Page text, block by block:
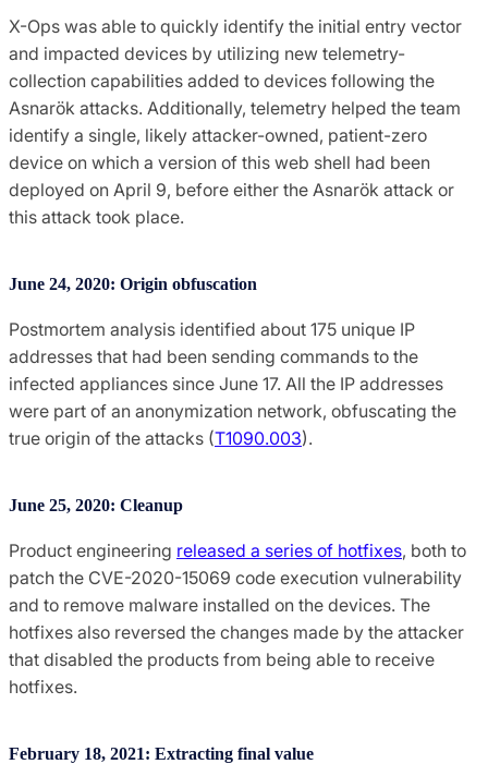
X-Ops was able to quickly identify the initial entry vector
and impacted devices by utilizing new telemetry-
collection capabilities added to devices following the
Asnarök attacks. Additionally, telemetry helped the team
identify a single, likely attacker-owned, patient-zero
device on which a version of this web shell had been
deployed on April 9, before either the Asnarök attack or
this attack took place.
June 24, 2020: Origin obfuscation
Postmortem analysis identified about 175 unique IP
addresses that had been sending commands to the
infected appliances since June 17. All the IP addresses
were part of an anonymization network, obfuscating the
true origin of the attacks (T1090.003).
June 25, 2020: Cleanup
Product engineering released a series of hotfixes, both to
patch the CVE-2020-15069 code execution vulnerability
and to remove malware installed on the devices. The
hotfixes also reversed the changes made by the attacker
that disabled the products from being able to receive
hotfixes.
February 18, 2021: Extracting final value